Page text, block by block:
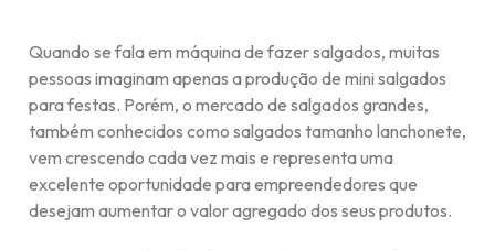
Quando se fala em máquina de fazer salgados, muitas
pessoas imaginam apenas a produção de mini salgados
para festas. Porém, o mercado de salgados grandes,
também conhecidos como salgados tamanho lanchonete,
vem crescendo cada vez mais e representa uma
excelente oportunidade para empreendedores que
desejam aumentar o valor agregado dos seus produtos.